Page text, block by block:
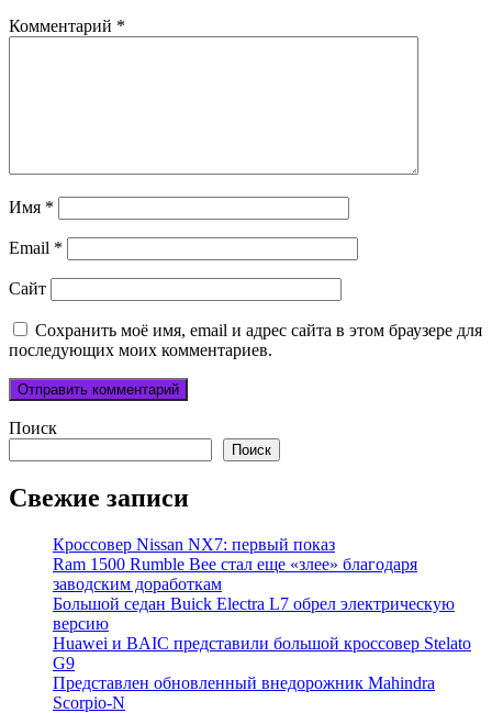
Комментарий *
Имя *
Email *
Сайт
Сохранить моё имя, email и адрес сайта в этом браузере для
последующих моих комментариев.
Поиск
Поиск
Свежие записи
Кроссовер Nissan NX7: первый показ
Ram 1500 Rumble Bee стал еще «злее» благодаря
заводским доработкам
Большой седан Buick Electra L7 обрел электрическую
версию
Huawei и BAIC представили большой кроссовер Stelato
G9
Представлен обновленный внедорожник Mahindra
Scorpio-N